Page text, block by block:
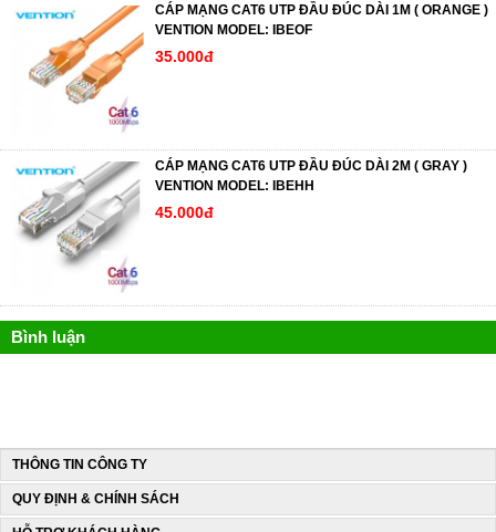
CÁP MẠNG CAT6 UTP ĐẦU ĐÚC DÀI 1M ( ORANGE )
VENTION MODEL: IBEOF
35.000đ
CÁP MẠNG CAT6 UTP ĐẦU ĐÚC DÀI 2M ( GRAY )
VENTION MODEL: IBEHH
45.000đ
Bình luận
THÔNG TIN CÔNG TY
QUY ĐỊNH & CHÍNH SÁCH